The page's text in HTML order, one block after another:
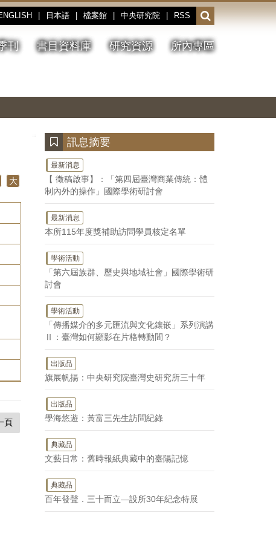
日本語 檔案館 中央研究院 RSS
開
啟
或
收
刊 書目資料庫 研究資源 所內專區
停、
圖
圖
結
大
頁
訊息摘要
最新消息
【 徵稿啟事】：「第四屆臺灣商業傳統：體
制內外的操作」國際學術研討會
最新消息
本所115年度獎補助訪問學員核定名單
學術活動
「第六屆族群、歷史與地域社會」國際學術研
討會
學術活動
「傳播媒介的多元匯流與文化鑲嵌」系列演講
Ⅱ：臺灣如何顯影在片格轉動間？
出版品
旗展帆揚：中央研究院臺灣史研究所三十年
出版品
學海悠遊：黃富三先生訪問紀錄
典藏品
文藝日常：舊時報紙典藏中的臺陽記憶
典藏品
百年發聲．三十而立—設所30年紀念特展